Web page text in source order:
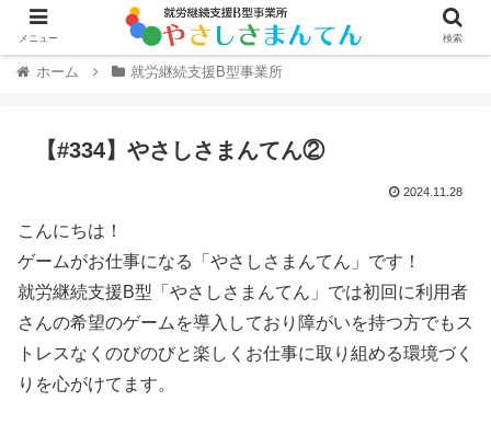
ホーム 就労継続支援B型事業所
【#334】やさしさまんてん②
2024.11.28
こんにちは！
ゲームがお仕事になる「やさしさまんてん」です！
就労継続支援B型「やさしさまんてん」では初回に利用者
さんの希望のゲームを導入しており障がいを持つ方でもス
トレスなくのびのびと楽しくお仕事に取り組める環境づく
りを心がけてます。
メニュー 検索